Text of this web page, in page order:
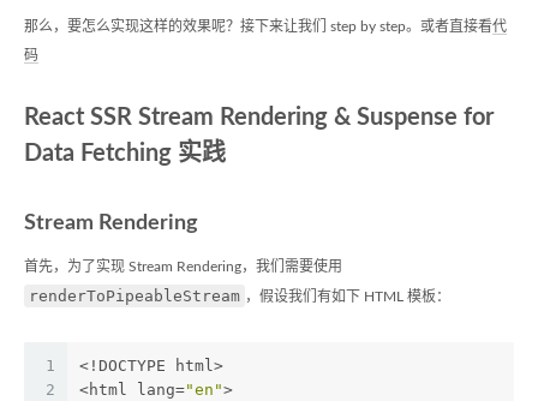
那么，要怎么实现这样的效果呢？接下来让我们 step by step。或者直接看代
码
React SSR Stream Rendering & Suspense for
Data Fetching 实践
Stream Rendering
首先，为了实现 Stream Rendering，我们需要使用
renderToPipeableStream ，假设我们有如下 HTML 模板：
1
2
<!DOCTYPE html>
<html lang="en">